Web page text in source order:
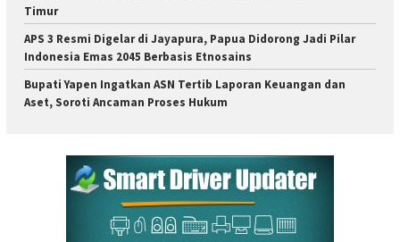
Timur
APS 3 Resmi Digelar di Jayapura, Papua Didorong Jadi Pilar
Indonesia Emas 2045 Berbasis Etnosains
Bupati Yapen Ingatkan ASN Tertib Laporan Keuangan dan
Aset, Soroti Ancaman Proses Hukum